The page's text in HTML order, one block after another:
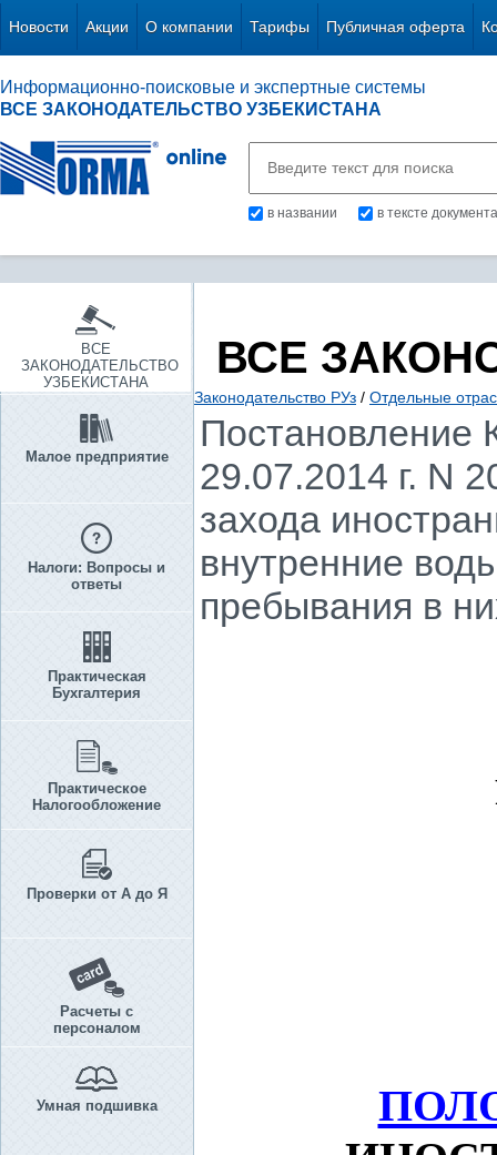
Новости Акции О компании Тарифы Публичная оферта
Информационно-поисковые и экспертные системы
ВСЕ ЗАКОНОДАТЕЛЬСТВО УЗБЕКИСТАНА
в названии в тексте документа
ВСЕ
ЗАКОНОДАТЕЛЬСТВО
УЗБЕКИСТАНА
Малое предприятие
Налоги: Вопросы и
ответы
Практическая
Бухгалтерия
Практическое
Налогообложение
Проверки от А до Я
Расчеты с
персоналом
Умная подшивка
ВСЕ
Законодательство РУз / Отдельные
Постановление
29.07.2014 г. N
захода
внутренние
пребывания в